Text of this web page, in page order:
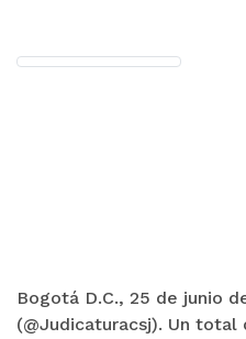
Bogotá D.C., 25 de junio
(@Judicaturacsj). Un